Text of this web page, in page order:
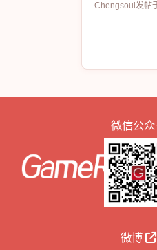
Chengsoul 发帖
微信公众
微博